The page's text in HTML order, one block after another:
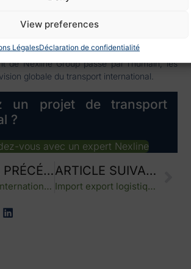
View preferences
LégalesDéclaration de confidentialité
notre présence internationale et
de Nexline Group passe par l’humain, les
globale du transport international.
un projet de transport
?
vous avec un expert Nexline
ARTICLE PRÉCÉDENT
Logistique internationale : deux ans de croissance et de résilience face aux crises
ARTICLE SUIVANT
Import export logistique : accompagner le lancement d’une marque avec une logistique maîtrisée